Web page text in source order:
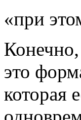
«при
это
которая